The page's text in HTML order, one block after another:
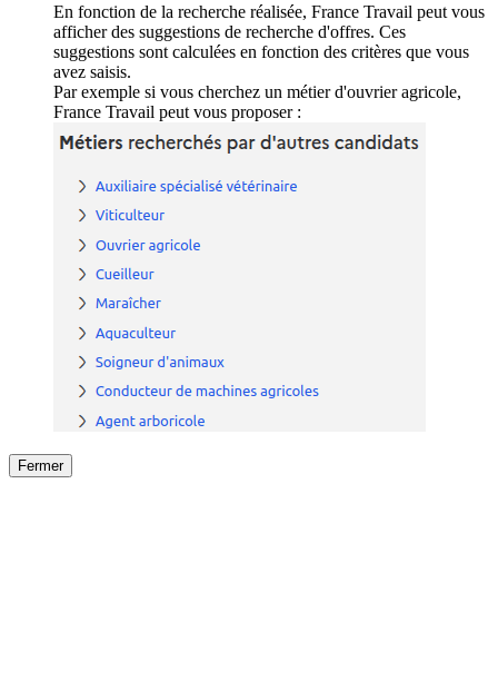
En fonction de la recherche réalisée, France Travail peut vous
afficher des suggestions de recherche d'offres. Ces
suggestions sont calculées en fonction des critères que vous
avez saisis.
Par exemple si vous cherchez un métier d'ouvrier agricole,
France Travail peut vous proposer :
Fermer